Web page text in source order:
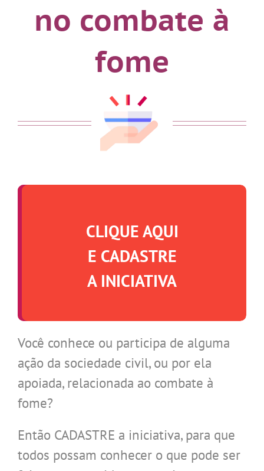
no combate à
fome
CLIQUE AQUI
E CADASTRE
A INICIATIVA
Você conhece ou participa de alguma
ação da sociedade civil, ou por ela
apoiada, relacionada ao combate à
fome?
Então CADASTRE a iniciativa, para que
todos possam conhecer o que pode ser